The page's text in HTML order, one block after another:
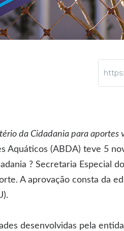
da Cidadania para aportes
Aquáticos (ABDA) teve 5
? Secretaria Especial
A aprovação consta da
desenvolvidas pela